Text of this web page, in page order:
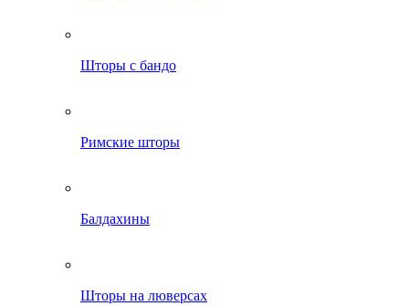
Шторы с бандо
Римские шторы
Балдахины
Шторы на люверсах